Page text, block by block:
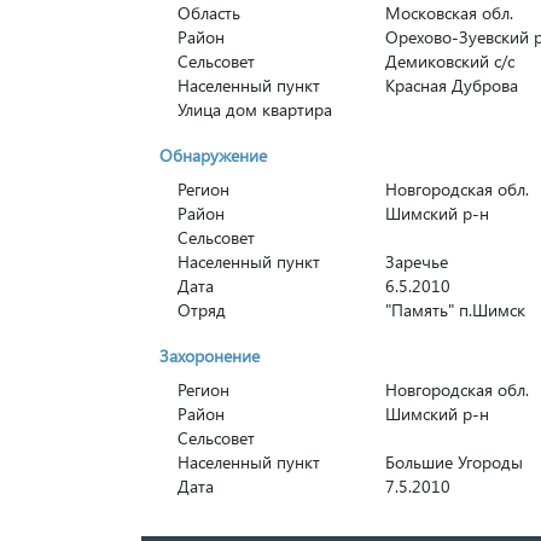
Область
Московская обл.
Район
Орехово-Зуевский
Сельсовет
Демиковский с/с
Населенный пункт
Красная Дуброва
Улица дом квартира
Обнаружение
Регион
Новгородская обл.
Район
Шимский р-н
Сельсовет
Населенный пункт
Заречье
Дата
6.5.2010
Отряд
"Память" п.Шимск
Захоронение
Регион
Новгородская обл.
Район
Шимский р-н
Сельсовет
Населенный пункт
Большие Угороды
Дата
7.5.2010